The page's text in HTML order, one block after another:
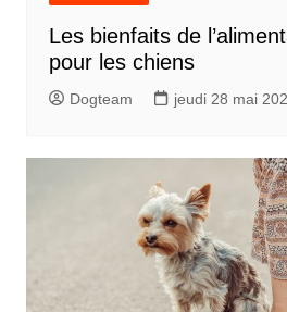
Les bienfaits de
pour les chiens
Dogteam jeudi 28 mai